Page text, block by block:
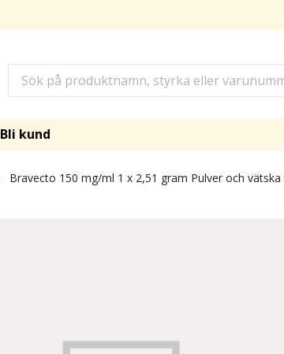
Bli kund
Bravecto 150 mg/ml 1 x 2,51 gram Pulver och